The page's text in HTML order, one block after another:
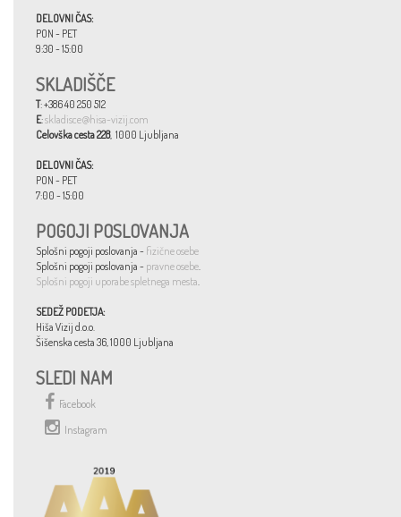
DELOVNI ČAS:
PON - PET
9:30 - 15:00
SKLADIŠČE
T: +386 40 250 512
E:skladisce@hisa-vizij.com
Celovška cesta 228, 1000 Ljubljana
DELOVNI ČAS:
PON - PET
7:00 - 15:00
POGOJI POSLOVANJA
Splošni pogoji poslovanja - fizične osebe
Splošni pogoji poslovanja - pravne osebe.
Splošni pogoji uporabe spletnega mesta.
SEDEŽ PODETJA:
Hiša Vizij d.o.o.
Šišenska cesta 36, 1000 Ljubljana
SLEDI NAM
Facebook
Instagram